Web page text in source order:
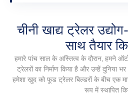
चीनी खाद्य ट्रेलर
साथ तैयार
हमारे पांच साल के अस्तित्व के दौरान, हमने
ट्रेलरों का निर्माण किया है और उन्हें दुनिया
हमेशा खुद को फूड ट्रेलर बिल्डरों के बीच एक
रूप में स्थापित